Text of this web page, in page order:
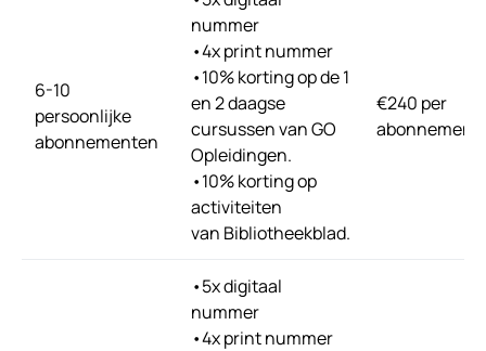
6-10
persoonlijke
abonnementen
nummer
•4x print nummer
•10% korting op de 1
en 2 daagse
cursussen van GO
Opleidingen.
•10% korting op
activiteiten
van Bibliotheekblad.
€240 per
abonnement
•5x digitaal
nummer
•4x print nummer